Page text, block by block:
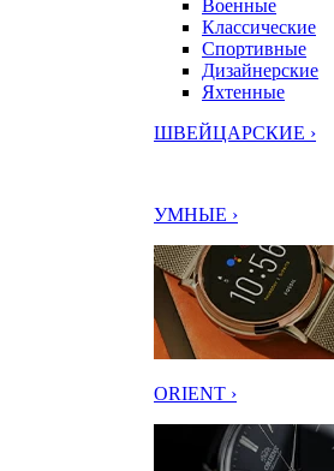
Военные
Классические
Спортивные
Дизайнерские
Яхтенные
ШВЕЙЦАРСКИЕ ›
УМНЫЕ ›
ORIENT ›